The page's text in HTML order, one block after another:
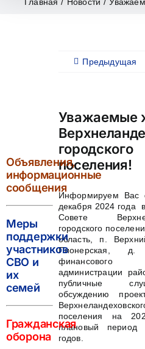
Предыдущая
Уважаемые
городского
поселения!
Информируем Вас
декабря 2024 года
Совете
городского
область, п.
Пионерская,
администрации
публичные
обсуждению
поселения на
плановый
годов.
Объявления,
информационные
сообщения
Меры
поддержки
участников
СВО и
их
семей
Гражданская
оборона